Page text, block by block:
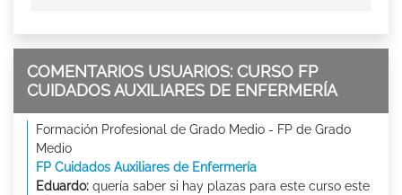
COMENTARIOS USUARIOS: CURSO FP
CUIDADOS AUXILIARES DE ENFERMERÍA
Formación Profesional de Grado Medio - FP de Grado
Medio
FP Cuidados Auxiliares de Enfermería
Eduardo: quería saber si hay plazas para este curso este